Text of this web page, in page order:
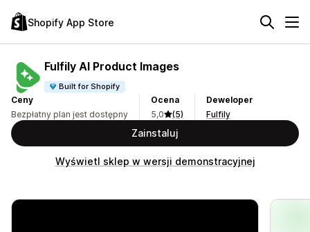
Shopify App Store
Fulfily AI Product Images
Built for Shopify
Ceny
Bezpłatny plan jest dostępny
Ocena
5,0
(5)
Deweloper
Fulfily
Zainstaluj
Wyświetl sklep w wersji demonstracyjnej